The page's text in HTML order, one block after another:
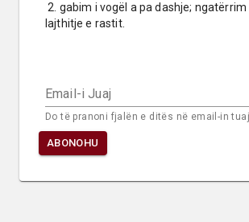
2. gabim i vogël a pa dashje; ngatërrim pa dashje:
lajthitje e rastit.
Email-i Juaj
Do të pranoni fjalën e ditës në email-in tuaj
ABONOHU